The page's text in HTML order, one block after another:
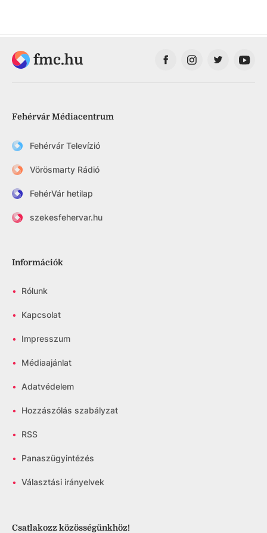
fmc.hu
Fehérvár Médiacentrum
Fehérvár Televízió
Vörösmarty Rádió
FehérVár hetilap
szekesfehervar.hu
Információk
• Rólunk
• Kapcsolat
• Impresszum
• Médiaajánlat
• Adatvédelem
• Hozzászólás szabályzat
• RSS
• Panaszügyintézés
• Választási irányelvek
Csatlakozz közösségünkhöz!